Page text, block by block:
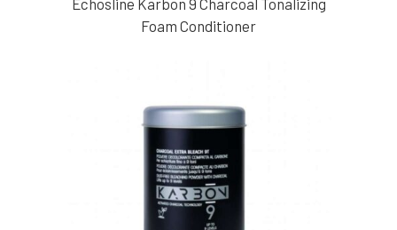
Echosline Karbon 9 Charcoal Tonalizing
Foam Conditioner